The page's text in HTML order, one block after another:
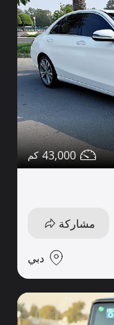
43,000
مشاركة
دبي